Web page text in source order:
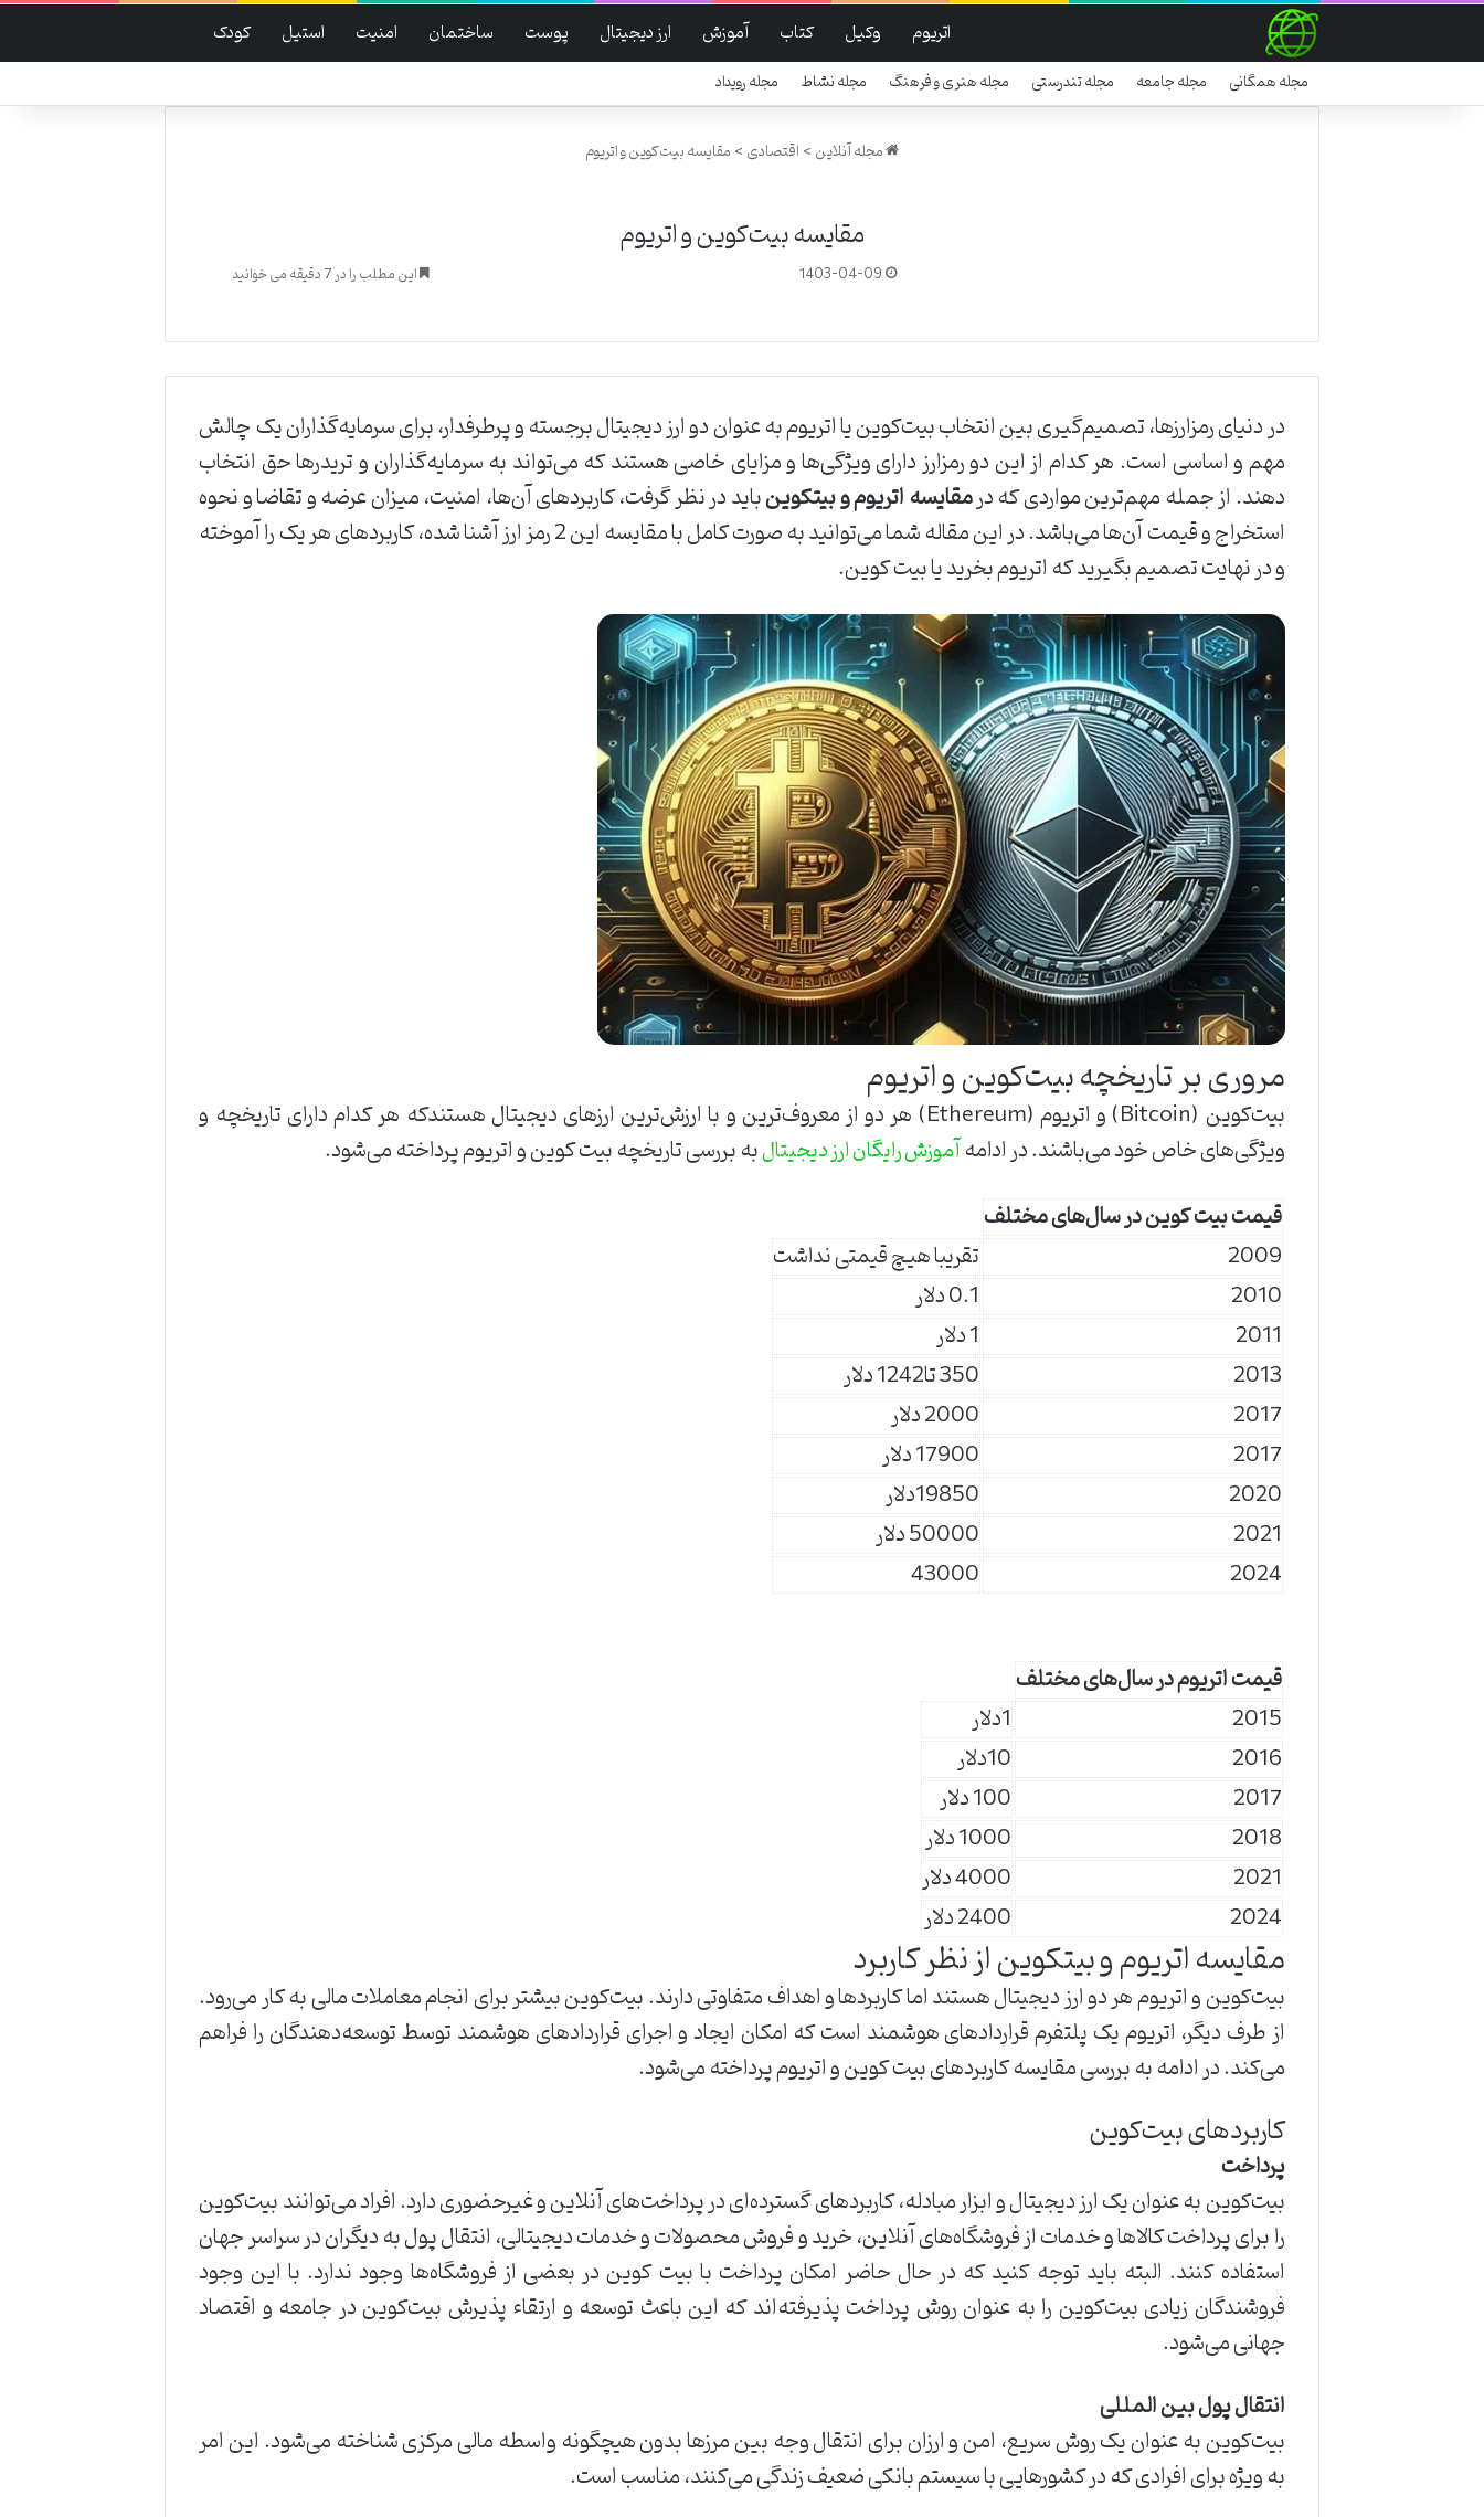
اتریوم وکیل کتاب آموزش ارز دیجیتال پوست ساختمان امنیت استیل کودک
مجله همگانی مجله جامعه مجله تندرستی مجله هنری و فرهنگ مجله نشاط مجله رویداد
مجله آنلاین>اقتصادی>مقایسه بیت‌کوین و اتریوم
مقایسه بیت‌کوین و اتریوم
1403-04-09 این مطلب را در 7 دقیقه می خوانید
در دنیای رمزارزها، تصمیم‌گیری بین انتخاب بیت‌کوین یا اتریوم به عنوان دو ارز دیجیتال برجسته و پرطرفدار، برای سرمایه‌گذاران یک چالش
مهم و اساسی است. هر کدام از این دو رمزارز دارای ویژگی‌ها و مزایای خاصی هستند که می‌تواند به سرمایه‌گذاران و تریدرها حق انتخاب
دهند. از جمله مهم‌ترین مواردی که درمقایسه اتریوم و بیتکوینباید در نظر گرفت، کاربردهای آن‌ها، امنیت، میزان عرضه و تقاضا و نحوه
استخراج و قیمت آن‌ها می‌باشد. در این مقاله شما می‌توانید به صورت کامل با مقایسه این 2 رمز ارز آشنا شده، کاربردهای هر یک را آموخته
و در نهایت تصمیم بگیرید که اتریوم بخرید یا بیت کوین.
مروری بر تاریخچه بیت‌کوین و اتریوم
بیت‌کوین (Bitcoin) و اتریوم (Ethereum) هر دو از معروف‌ترین و با ارزش‌ترین ارزهای دیجیتال هستندکه هر کدام دارای تاریخچه و
ویژگی‌های خاص خود می‌باشند. در ادامهآموزش رایگان ارز دیجیتالبه بررسی تاریخچه بیت کوین و اتریوم پرداخته می‌شود.
قیمت بیت کوین در سال‌های مختلف
2009
تقریبا هیچ قیمتی نداشت
2010
0.1 دلار
2011
1 دلار
2013
350 تا1242 دلار
2017
2000 دلار
2017
17900 دلار
2020
19850دلار
2021
50000 دلار
2024
43000
قیمت اتریوم در سال‌های مختلف
2015
1دلار
2016
10دلار
2017
100 دلار
2018
1000 دلار
2021
4000 دلار
2024
2400 دلار
مقایسه اتریوم و بیتکوین از نظر کاربرد
بیت‌کوین و اتریوم هر دو ارز دیجیتال هستند اما کاربردها و اهداف متفاوتی دارند. بیت‌کوین بیشتر برای انجام معاملات مالی به کار می‌رود.
از طرف دیگر، اتریوم یک پلتفرم قراردادهای هوشمند است که امکان ایجاد و اجرای قراردادهای هوشمند توسط توسعه‌دهندگان را فراهم
می‌کند. در ادامه به بررسی مقایسه کاربردهای بیت کوین و اتریوم پرداخته می‌شود.
کاربردهای بیت‌کوین
پرداخت‌
بیت‌کوین به عنوان یک ارز دیجیتال و ابزار مبادله، کاربردهای گسترده‌ای در پرداخت‌های آنلاین و غیرحضوری دارد. افراد می‌توانند بیت‌کوین
را برای پرداخت کالاها و خدمات از فروشگاه‌های آنلاین، خرید و فروش محصولات و خدمات دیجیتالی، انتقال پول به دیگران در سراسر جهان
استفاده کنند. البته باید توجه کنید که در حال حاضر امکان پرداخت با بیت کوین در بعضی از فروشگاه‌ها وجود ندارد. با این وجود
فروشندگان زیادی بیت‌کوین را به عنوان روش پرداخت پذیرفته‌اند که این باعث توسعه و ارتقاء پذیرش بیت‌کوین در جامعه و اقتصاد
جهانی می‌شود.
انتقال پول بین المللی
بیت‌کوین به عنوان یک روش سریع، امن و ارزان برای انتقال وجه بین مرزها بدون هیچگونه واسطه مالی مرکزی شناخته می‌شود. این امر
به ویژه برای افرادی که در کشورهایی با سیستم بانکی ضعیف زندگی می‌کنند، مناسب است.